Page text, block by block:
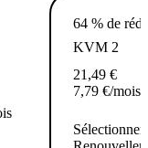
64 % de
KVM 2
21,49 €
7,79 €/mois
Sélectionner